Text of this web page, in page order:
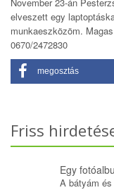
elveszett egy
munkaeszközöm.
0670/2472830
megosztás
Friss
Egy
A bátyám